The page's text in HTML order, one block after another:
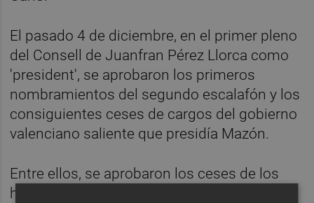
El pasado 4 de diciembre, en el primer pleno
del Consell de Juanfran Pérez Llorca como
'president', se aprobaron los primeros
nombramientos del segundo escalafón y los
consiguientes ceses de cargos del gobierno
valenciano saliente que presidía Mazón.
Entre ellos, se aprobaron los ceses de los
hasta entonces altos cargos de Presidencia